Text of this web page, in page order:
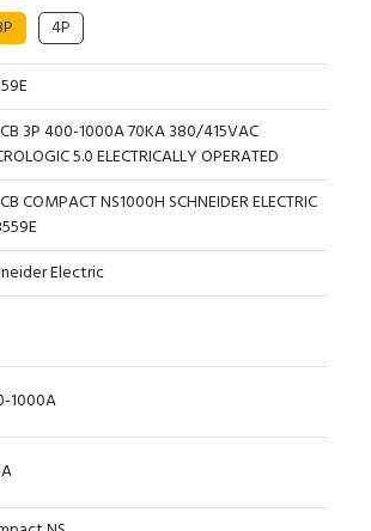
Switch
Encoder
4P
3P 400-1000A 70KA 380/415VAC
5.0 ELECTRICALLY OPERATED
COMPACT NS1000H SCHNEIDER ELECTRIC
Electric
1000A